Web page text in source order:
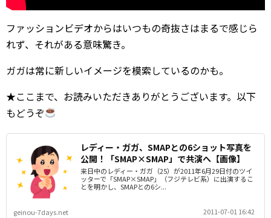
ファッションビデオからはいつもの奇抜さはまるで感じら
れず、それがある意味驚き。
ガガは常に新しいイメージを模索しているのかも。
★ここまで、お読みいただきありがとうございます。以下
もどうぞ
レディー・ガガ、SMAPとの6ショット写真を
公開！「SMAP×SMAP」で共演へ【画像】
来日中のレディー・ガガ（25）が2011年6月29日付のツイ
ッターで「SMAP×SMAP」（フジテレビ系）に出演するこ
とを明かし、SMAPとの6シ...
geinou-7days.net 2011-07-01 16:42